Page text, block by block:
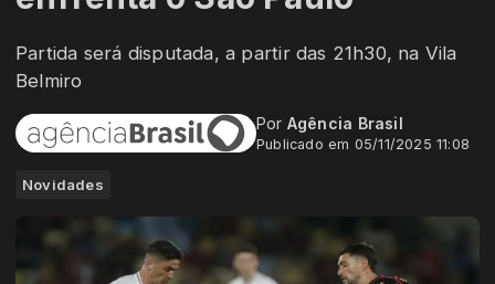
Partida será disputada, a partir das 21h30, na Vila
Belmiro
Por Agência Brasil
Publicado em 05/11/2025 11:08
Novidades